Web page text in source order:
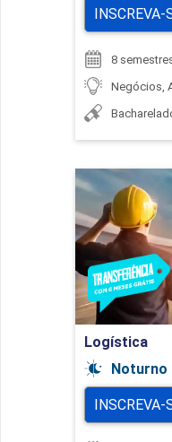
INSCREVA-
8
Negócios,
Logística
Noturno
INSCREVA-